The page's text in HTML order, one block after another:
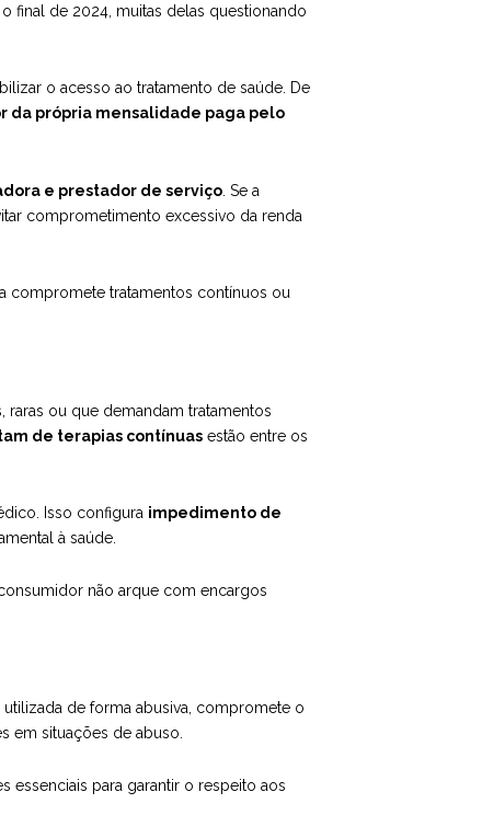
final de 2024, muitas delas questionando
o acesso ao tratamento de saúde. De
da própria mensalidade paga pelo
e prestador de serviço. Se a
comprometimento excessivo da renda
compromete tratamentos contínuos ou
ou que demandam tratamentos
de terapias contínuasestão entre os
Isso configura impedimento de
à saúde.
não arque com encargos
de forma abusiva, compromete o
em situações de abuso.
essenciais para garantir o respeito aos